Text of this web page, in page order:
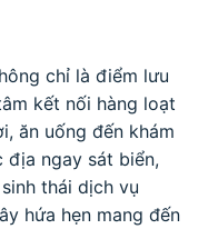
chỉ là điểm lưu
kết nối hàng loạt
ăn uống đến khám
địa ngay sát biển,
thái dịch vụ
hứa hẹn mang đến